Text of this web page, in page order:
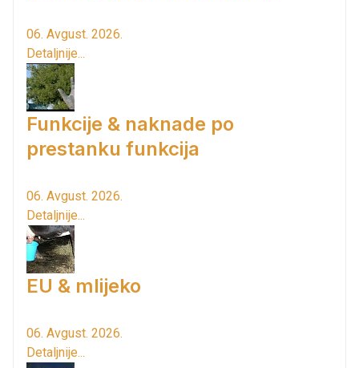
06. Avgust. 2026.
Detaljnije...
Funkcije & naknade po
prestanku funkcija
06. Avgust. 2026.
Detaljnije...
EU & mlijeko
06. Avgust. 2026.
Detaljnije...